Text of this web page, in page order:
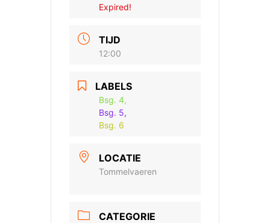
Expired!
TIJD
12:00
LABELS
Bsg. 4,
Bsg. 5,
Bsg. 6
LOCATIE
Tommelvaeren
CATEGORIE